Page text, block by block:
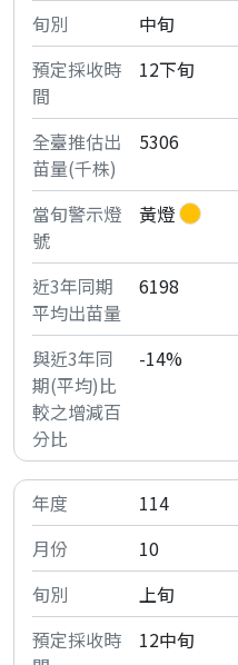
中旬
12下旬
5306
黃燈
6198
-14%
114
10
上旬
12中旬